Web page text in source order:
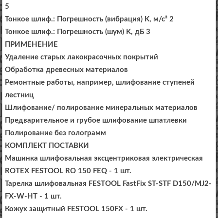
5
Тонкое шлиф.: Погрешность (вибрация) K, м/с² 2
Тонкое шлиф.: Погрешность (шум) K, дБ 3
ПРИМЕНЕНИЕ
Удаление старых лакокрасочных покрытий
Обработка древесных материалов
Ремонтные работы, например, шлифование ступеней
лестниц
Шлифование/ полирование минеральных материалов
Предварительное и грубое шлифование шпатлевки
Полирование без голограмм
КОМПЛЕКТ ПОСТАВКИ
Машинка шлифовальная эксцентриковая электрическая
ROTEX FESTOOL RO 150 FEQ - 1 шт.
Тарелка шлифовальная FESTOOL FastFix ST-STF D150/MJ2-
FX-W-HT - 1 шт.
Кожух защитный FESTOOL 150FX - 1 шт.